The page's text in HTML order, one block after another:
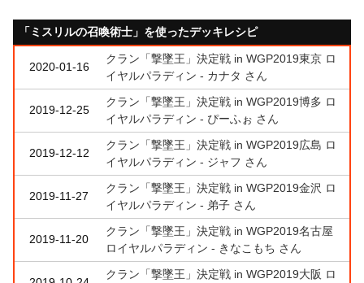
「ミスリルの召喚術士」を使ったデッキレシピ
2020-01-16
クラン「撃墜王」決定戦 in WGP2019東京 ロ
イヤルパラディン - カナタ さん
2019-12-25
クラン「撃墜王」決定戦 in WGP2019博多 ロ
イヤルパラディン - ぴーふぉ さん
2019-12-12
クラン「撃墜王」決定戦 in WGP2019広島 ロ
イヤルパラディン - ジャフ さん
2019-11-27
クラン「撃墜王」決定戦 in WGP2019金沢 ロ
イヤルパラディン - 弟子 さん
2019-11-20
クラン「撃墜王」決定戦 in WGP2019名古屋
ロイヤルパラディン - きなこもち さん
クラン「撃墜王」決定戦 in WGP2019大阪 ロ